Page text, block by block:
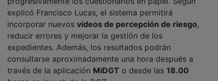
explicó Francisco Lucas, el sistema permitirá
incorporar nuevosvídeos de percepción de riesgo
reducir errores y mejorar la gestión de los
expedientes. Además, los resultados podrán
consultarse aproximadamente una hora después a
través de la aplicaciónMiDGT o desde las18.00
horasen la web de la DGT.